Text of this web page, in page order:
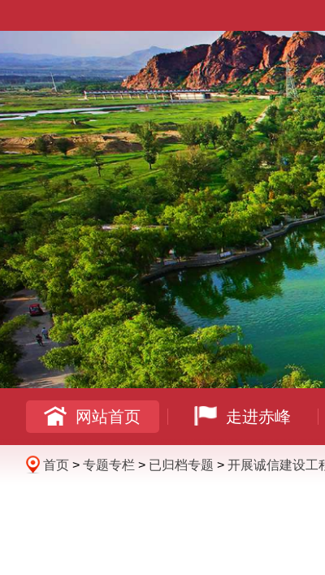
网站首页 走进赤峰
首页 > 专题专栏 > 已归档专题 > 开展诚信建设工